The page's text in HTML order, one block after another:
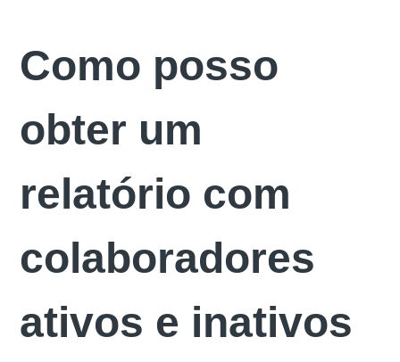
Como posso
obter um
relatório com
colaboradores
ativos e inativos